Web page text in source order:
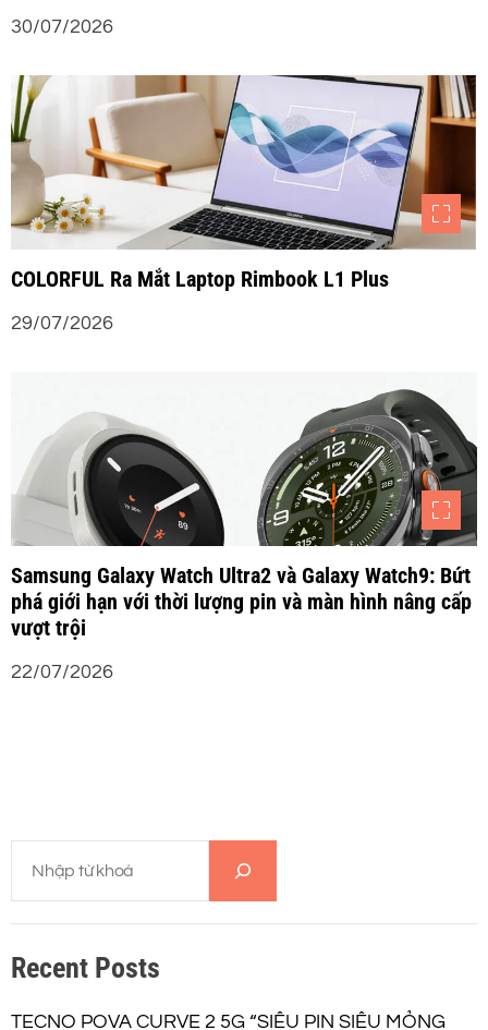
30/07/2026
COLORFUL Ra Mắt Laptop Rimbook L1 Plus
29/07/2026
Samsung Galaxy Watch Ultra2 và Galaxy Watch9: Bứt
phá giới hạn với thời lượng pin và màn hình nâng cấp
vượt trội
22/07/2026
m
i
m
Recent Posts
TECNO POVA CURVE 2 5G “SIÊU PIN SIÊU MỎNG